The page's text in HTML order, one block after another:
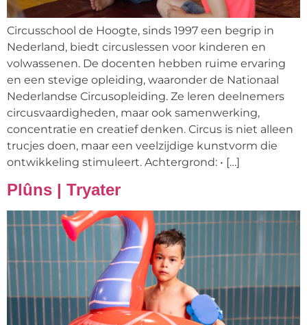
Circusschool de Hoogte, sinds 1997 een begrip in
Nederland, biedt circuslessen voor kinderen en
volwassenen. De docenten hebben ruime ervaring
en een stevige opleiding, waaronder de Nationaal
Nederlandse Circusopleiding. Ze leren deelnemers
circusvaardigheden, maar ook samenwerking,
concentratie en creatief denken. Circus is niet alleen
trucjes doen, maar een veelzijdige kunstvorm die
ontwikkeling stimuleert. Achtergrond: • […]
Plûns | Tryater